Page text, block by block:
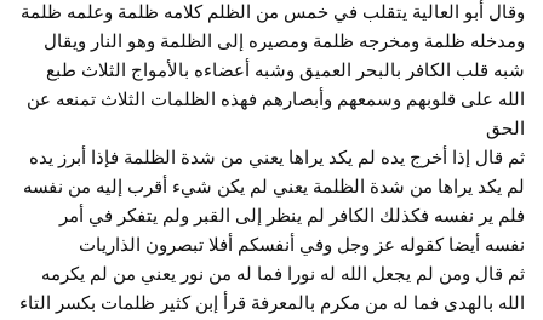
وقال أبو العالية يتقلب في خمس من الظلم كلامه ظلمة وعلمه ظلمة
ومدخله ظلمة ومخرجه ظلمة ومصيره إلى الظلمة وهو النار ويقال
شبه قلب الكافر بالبحر العميق وشبه أعضاءه بالأمواج الثلاث طبع
الله على قلوبهم وسمعهم وأبصارهم فهذه الظلمات الثلاث تمنعه عن
الحق
ثم قال إذا أخرج يده لم يكد يراها يعني من شدة الظلمة فإذا أبرز يده
لم يكد يراها من شدة الظلمة يعني لم يكن شيء أقرب إليه من نفسه
فلم ير نفسه فكذلك الكافر لم ينظر إلى القبر ولم يتفكر في أمر
نفسه أيضا كقوله عز وجل وفي أنفسكم أفلا تبصرون الذاريات
ثم قال ومن لم يجعل الله له نورا فما له من نور يعني من لم يكرمه
الله بالهدى فما له من مكرم بالمعرفة قرأ إبن كثير ظلمات بكسر التاء